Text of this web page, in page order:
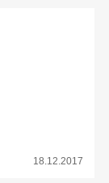
18.12.2017